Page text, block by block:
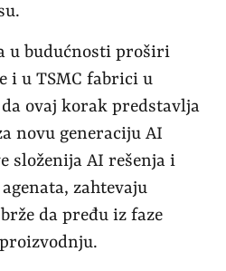
u budućnosti proširi
i u TSMC fabrici u
ovaj korak predstavlja
novu generaciju AI
složenija AI rešenja i
zahtevaju
da pređu iz faze